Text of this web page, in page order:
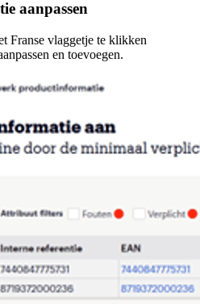
aanpassen
Franse vlaggetje te klikken
en toevoegen.